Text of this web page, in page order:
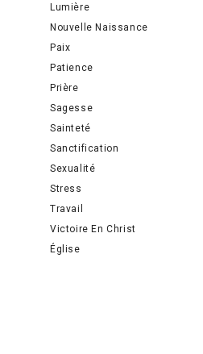
Lumière
Nouvelle Naissance
Paix
Patience
Prière
Sagesse
Sainteté
Sanctification
Sexualité
Stress
Travail
Victoire En Christ
Église